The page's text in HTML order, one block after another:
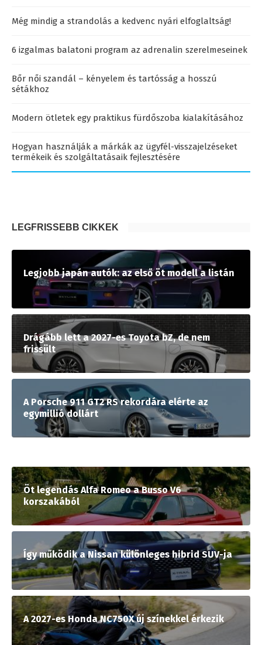
Még mindig a strandolás a kedvenc nyári elfoglaltság!
6 izgalmas balatoni program az adrenalin szerelmeseinek
Bőr női szandál – kényelem és tartósság a hosszú
sétákhoz
Modern ötletek egy praktikus fürdőszoba kialakításához
Hogyan használják a márkák az ügyfél-visszajelzéseket
termékeik és szolgáltatásaik fejlesztésére
LEGFRISSEBB CIKKEK
Legjobb japán autók: az első öt modell a listán
Drágább lett a 2027-es Toyota bZ, de nem
frissült
A Porsche 911 GT2 RS rekordára elérte az
egymillió dollárt
Öt legendás Alfa Romeo a Busso V6
korszakából
Így működik a Nissan különleges hibrid SUV-ja
A 2027-es Honda NC750X új színekkel érkezik